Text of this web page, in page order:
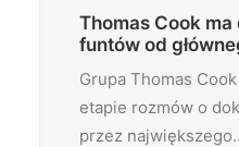
Thomas Cook
funtów od
Grupa Thomas
etapie rozmów o
przez